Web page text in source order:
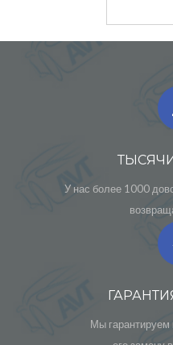
У нас более 1000
Мы гарантируем